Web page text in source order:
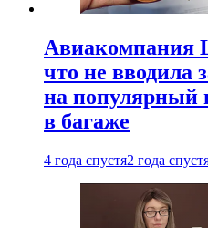
Авиакомпания
что не вводила
на популярный
в багаже
4 года спустя2 года